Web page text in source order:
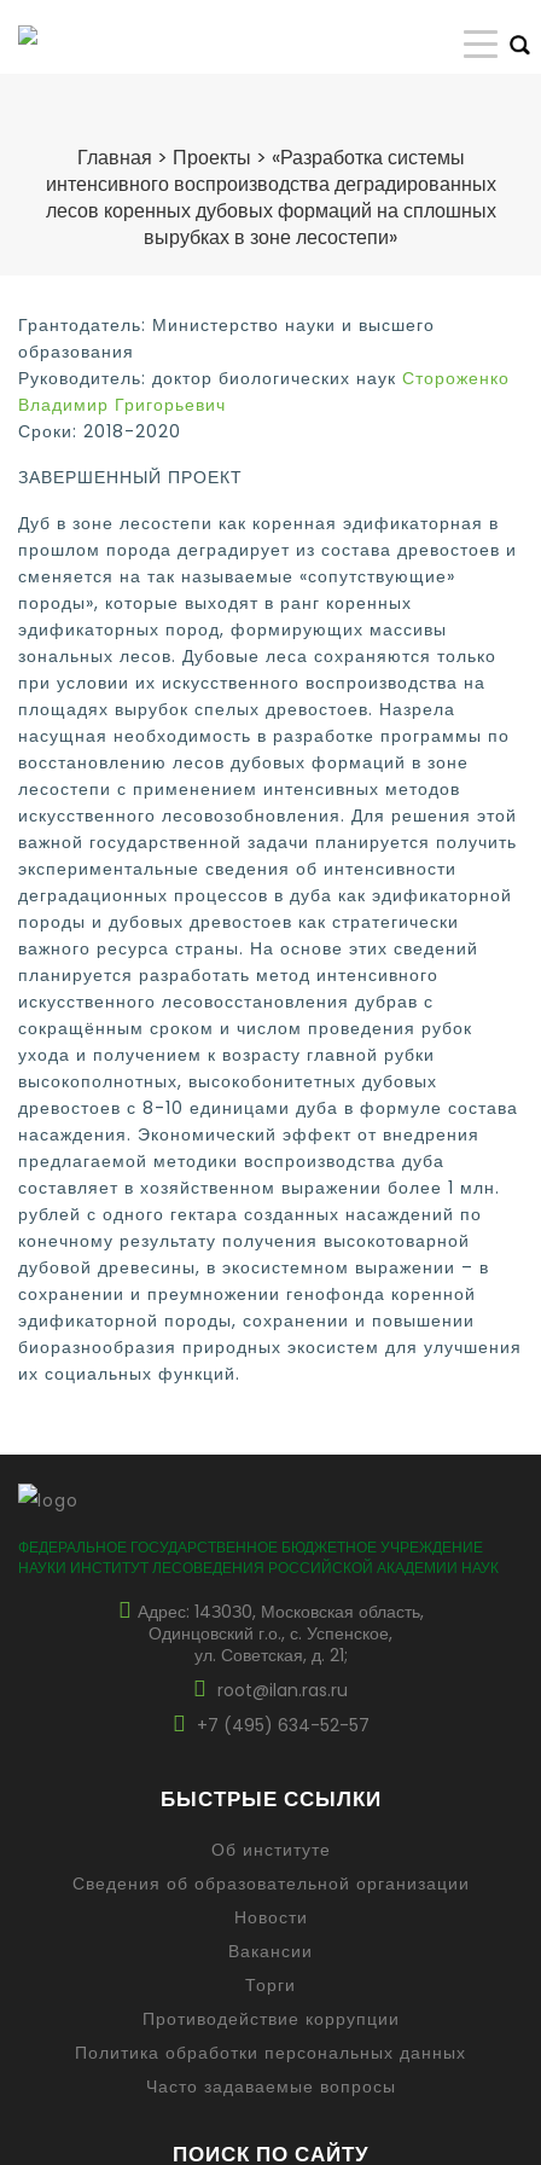
Главная > Проекты > «Разработка системы
интенсивного воспроизводства деградированных
лесов коренных дубовых формаций на сплошных
вырубках в зоне лесостепи»
Грантодатель: Министерство науки и высшего
образования
Руководитель: доктор биологических наук Стороженко
Владимир Григорьевич
Сроки: 2018-2020
ЗАВЕРШЕННЫЙ ПРОЕКТ
Дуб в зоне лесостепи как коренная эдификаторная в
прошлом порода деградирует из состава древостоев и
сменяется на так называемые «сопутствующие»
породы», которые выходят в ранг коренных
эдификаторных пород, формирующих массивы
зональных лесов. Дубовые леса сохраняются только
при условии их искусственного воспроизводства на
площадях вырубок спелых древостоев. Назрела
насущная необходимость в разработке программы по
восстановлению лесов дубовых формаций в зоне
лесостепи с применением интенсивных методов
искусственного лесовозобновления. Для решения этой
важной государственной задачи планируется получить
экспериментальные сведения об интенсивности
деградационных процессов в дуба как эдификаторной
породы и дубовых древостоев как стратегически
важного ресурса страны. На основе этих сведений
планируется разработать метод интенсивного
искусственного лесовосстановления дубрав с
сокращённым сроком и числом проведения рубок
ухода и получением к возрасту главной рубки
высокополнотных, высокобонитетных дубовых
древостоев с 8-10 единицами дуба в формуле состава
насаждения. Экономический эффект от внедрения
предлагаемой методики воспроизводства дуба
составляет в хозяйственном выражении более 1 млн.
рублей с одного гектара созданных насаждений по
конечному результату получения высокотоварной
дубовой древесины, в экосистемном выражении – в
сохранении и преумножении генофонда коренной
эдификаторной породы, сохранении и повышении
биоразнообразия природных экосистем для улучшения
их социальных функций.
ФЕДЕРАЛЬНОЕ ГОСУДАРСТВЕННОЕ БЮДЖЕТНОЕ УЧРЕЖДЕНИЕ
НАУКИ ИНСТИТУТ ЛЕСОВЕДЕНИЯ РОССИЙСКОЙ АКАДЕМИИ НАУК
Адрес: 14З0З0, Московская область,
Одинцовский г.о., с. Успенское,
ул. Советская, д. 21;
root@ilan.ras.ru
+7 (495) 634-52-57
БЫСТРЫЕ ССЫЛКИ
Об институте
Сведения об образовательной организации
Новости
Вакансии
Торги
Противодействие коррупции
Политика обработки персональных данных
Часто задаваемые вопросы
ПОИСК ПО САЙТУ